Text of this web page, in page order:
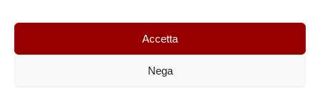
Accetta
Nega
Catalogo Online
Catalogo Internazionale